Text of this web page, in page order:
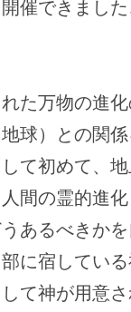
催できまし
た万物の進
球）との関
て初めて、
間の霊的進
あるべきか
に宿してい
て神が用意